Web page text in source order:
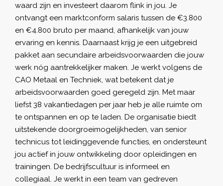
waard zijn en investeert daarom flink in jou. Je
ontvangt een marktconform salaris tussen de €3.800
en €4.800 bruto per maand, afhankelijk van jouw
ervaring en kennis. Daarnaast krijg je een uitgebreid
pakket aan secundaire arbeidsvoorwaarden die jouw
werk nóg aantrekkelijker maken. Je werkt volgens de
CAO Metaal en Techniek, wat betekent dat je
arbeidsvoorwaarden goed geregeld zijn. Met maar
liefst 38 vakantiedagen per jaar heb je alle ruimte om
te ontspannen en op te laden. De organisatie biedt
uitstekende doorgroeimogelijkheden, van senior
technicus tot leidinggevende functies, en ondersteunt
jou actief in jouw ontwikkeling door opleidingen en
trainingen. De bedrijfscultuur is informeel en
collegiaal. Je werkt in een team van gedreven